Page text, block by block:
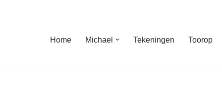
Home Michael Tekeningen Toorop